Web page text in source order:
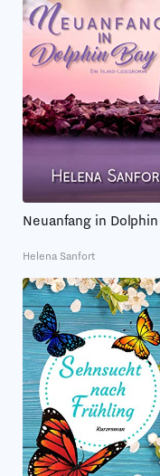
Neuanfang in
Helena Sanfort